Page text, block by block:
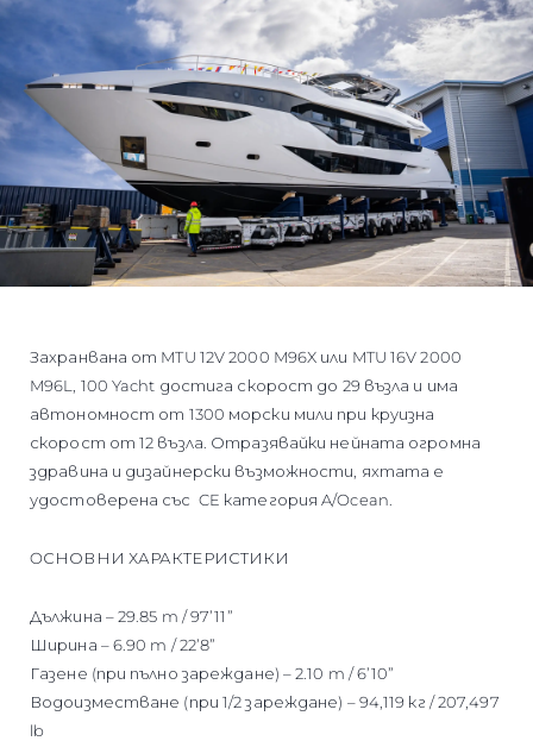
Захранвана от MTU 12V 2000 M96X или MTU 16V 2000
M96L, 100 Yacht достига скорост до 29 възла и има
автономност от 1300 морски мили при круизна
скорост от 12 възла. Отразявайки нейната огромна
здравина и дизайнерски възможности, яхтата е
удостоверена със CE категория A/Ocean.
OСНОВНИ ХАРАКТЕРИСТИКИ
Дължина – 29.85 m / 97’11”
Ширина – 6.90 m / 22’8”
Газене (при пълно зареждане) – 2.10 m / 6’10”
Водоизместване (при 1/2 зареждане) – 94,119 кг / 207,497
lb